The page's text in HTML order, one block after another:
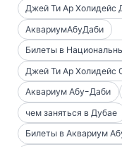
Джей Ти Ар Холидейс
АквариумАбуДаби
Билеты в
Джей Ти Ар Холидейс
Аквариум Абу-Даби
чем заняться в Дубае
Билеты в Аквариум